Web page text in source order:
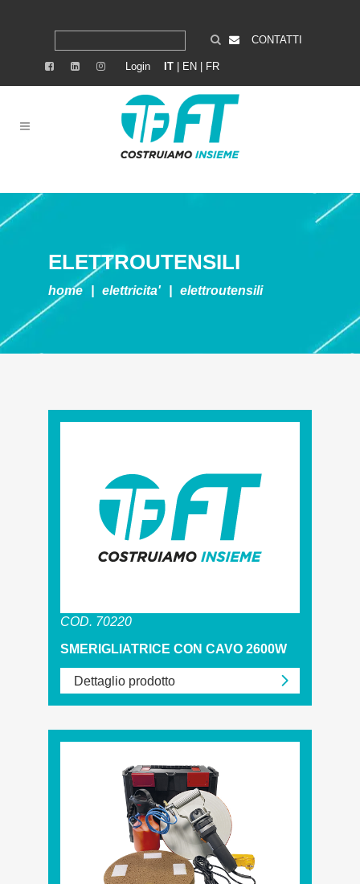
CONTATTI
Login IT EN FR
ELETTROUTENSILI
home elettricita' elettroutensili
COD. 70220
SMERIGLIATRICE CON CAVO 2600W
Dettaglio prodotto